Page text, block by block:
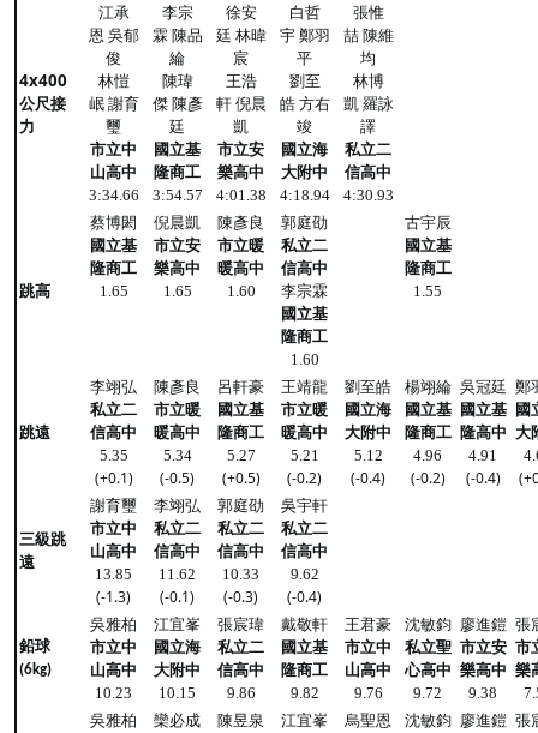
4x400
公尺接
力
江承
恩 吳郁
俊
林愷
岷 謝育
璽
市立中
山高中
3:34.66
李宗
霖 陳品
綸
陳瑋
傑 陳彥
廷
國立基
隆商工
3:54.57
徐安
廷 林暐
宸
王浩
軒 倪晨
凱
市立安
樂高中
4:01.38
白哲
宇 鄭羽
平
劉至
皓 方右
竣
國立海
大附中
4:18.94
張惟
喆 陳維
均
林博
凱 羅詠
譯
私立二
信高中
4:30.93
跳高
蔡博閎
國立基
隆商工
1.65
倪晨凱
市立安
樂高中
1.65
陳彥良
市立暖
暖高中
1.60
郭庭劭
私立二
信高中
李宗霖
國立基
隆商工
1.60
古宇辰
國立基
隆商工
1.55
跳遠
李翊弘
私立二
信高中
5.35
(+0.1)
陳彥良
市立暖
暖高中
5.34
(-0.5)
呂軒豪
國立基
隆商工
5.27
(+0.5)
王靖龍
市立暖
暖高中
5.21
(-0.2)
劉至皓
國立海
大附中
5.12
(-0.4)
楊翊綸
國立基
隆商工
4.96
(-0.2)
吳冠廷
國立基
隆高中
4.91
(-0.4)
鄭
國
大
三級跳
遠
謝育璽
市立中
山高中
13.85
(-1.3)
李翊弘
私立二
信高中
11.62
(-0.1)
郭庭劭
私立二
信高中
10.33
(-0.3)
吳宇軒
私立二
信高中
9.62
(-0.4)
鉛球
(6kg)
吳雅柏
市立中
山高中
10.23
江宜峯
國立海
大附中
10.15
張宸瑋
私立二
信高中
9.86
戴敬軒
國立基
隆商工
9.82
王君豪
市立中
山高中
9.76
沈敏鈞
私立聖
心高中
9.72
廖進鎧
市立安
樂高中
9.38
張
市
樂
吳雅柏
欒必成
陳昱泉
江宜峯
烏聖恩
沈敏鈞 廖進鎧 張